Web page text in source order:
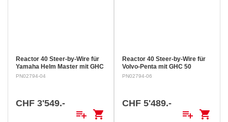
Reactor 40 Steer-by-Wire für
Yamaha Helm Master mit GHC
50
PN02794-04
CHF 3'549.-
playlist_add shopping_cart
Reactor 40 Steer-by-Wire für
Volvo-Penta mit GHC 50
PN02794-06
CHF 5'489.-
playlist_add shopping_cart